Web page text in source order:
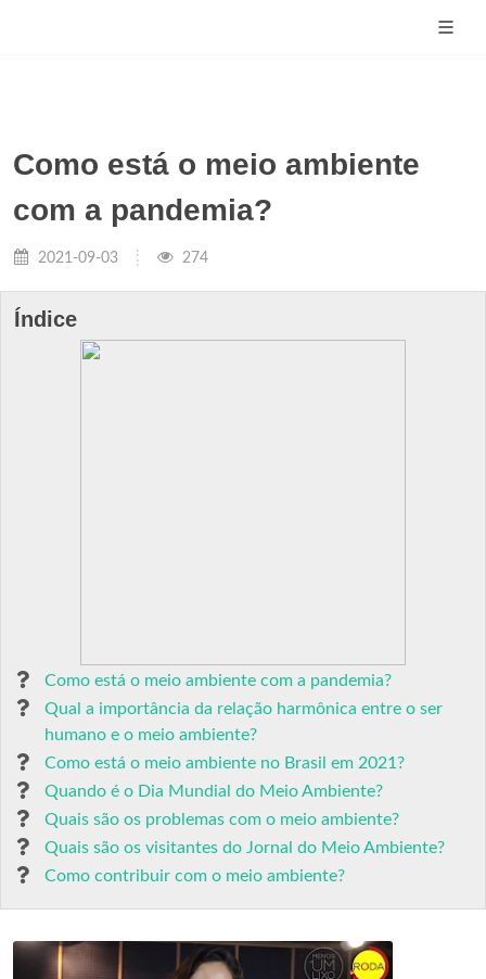
Como está o meio ambiente
com a pandemia?
2021-09-03 274
Índice
Como está o meio ambiente com a pandemia?
Qual a importância da relação harmônica entre o ser
humano e o meio ambiente?
Como está o meio ambiente no Brasil em 2021?
Quando é o Dia Mundial do Meio Ambiente?
Quais são os problemas com o meio ambiente?
Quais são os visitantes do Jornal do Meio Ambiente?
Como contribuir com o meio ambiente?